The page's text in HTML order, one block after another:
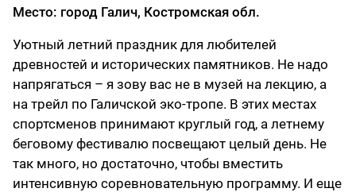
Место: город Галич, Костромская обл.
Уютный летний праздник для любителей
древностей и исторических памятников. Не надо
напрягаться – я зову вас не в музей на лекцию, а
на трейл по Галичской эко-тропе. В этих местах
спортсменов принимают круглый год, а летнему
беговому фестивалю посвещают целый день. Не
так много, но достаточно, чтобы вместить
интенсивную соревновательную программу. И еще